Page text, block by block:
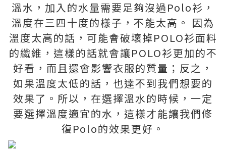
溫水，加入的水量需要足夠沒過Polo衫，
溫度在三四十度的樣子，不能太高。 因為
溫度太高的話，可能會破壞掉POLO衫面料
的纖維，這樣的話就會讓POLO衫更加的不
好看，而且還會影響衣服的質量；反之，
如果溫度太低的話，也達不到我們想要的
效果了。所以，在選擇溫水的時候，一定
要選擇溫度適宜的水，這樣才能讓我們修
復Polo的效果更好。